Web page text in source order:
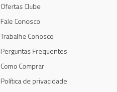
Ofertas Clube
Fale Conosco
Trabalhe Conosco
Perguntas Frequentes
Como Comprar
Política de privacidade